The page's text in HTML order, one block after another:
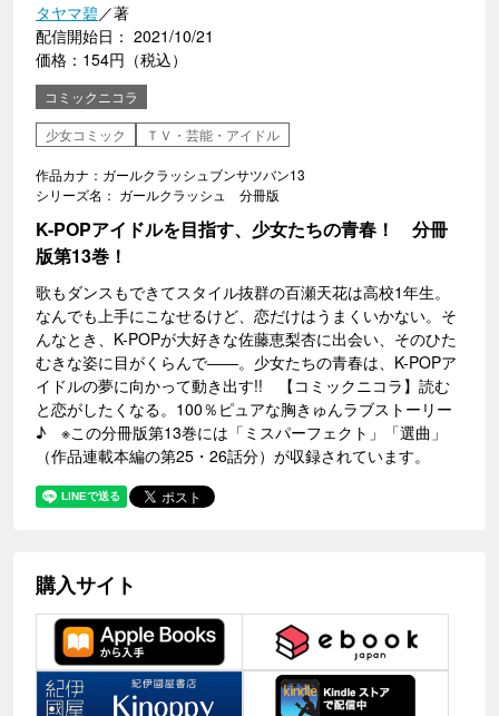
タヤマ碧／著
配信開始日： 2021/10/21
価格：154円（税込）
コミックニコラ
少女コミック
ＴＶ・芸能・アイドル
作品カナ：ガールクラッシュブンサツバン13
シリーズ名： ガールクラッシュ 分冊版
K-POPアイドルを目指す、少女たちの青春！ 分冊
版第13巻！
歌もダンスもできてスタイル抜群の百瀬天花は高校1年生。
なんでも上手にこなせるけど、恋だけはうまくいかない。そ
んなとき、K-POPが大好きな佐藤恵梨杏に出会い、そのひた
むきな姿に目がくらんで――。少女たちの青春は、K-POPア
イドルの夢に向かって動き出す!! 【コミックニコラ】読む
と恋がしたくなる。100％ピュアな胸きゅんラブストーリー
♪ ※この分冊版第13巻には「ミスパーフェクト」「選曲」
（作品連載本編の第25・26話分）が収録されています。
購入サイト